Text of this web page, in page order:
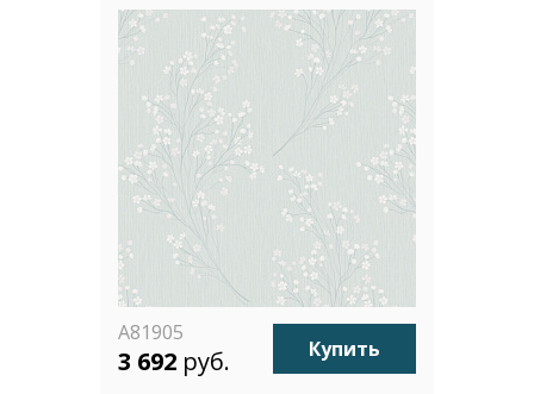
A81905
3 692 руб. Купить